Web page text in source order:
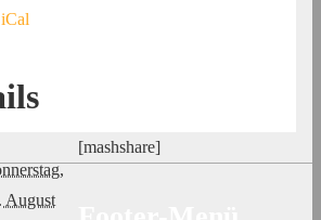
August
[mashshare]